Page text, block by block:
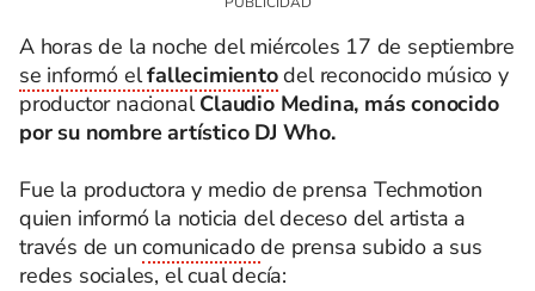
A horas de la noche del miércoles 17 de septiembre
se informó elfallecimientodel reconocido músico y
productor nacionalClaudio Medina, más conocido
por su nombre artístico DJ Who.
Fue la productora y medio de prensa Techmotion
quien informó la noticia del deceso del artista a
través de uncomunicadode prensa subido a sus
redes sociales, el cual decía: